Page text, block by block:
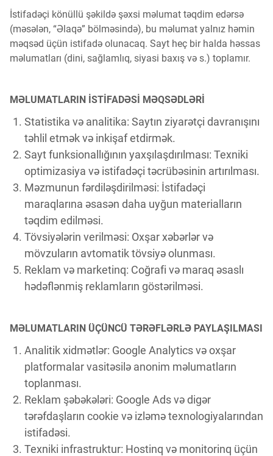
İstifadəçi könüllü şəkildə şəxsi məlumat təqdim edərsə
(məsələn, “Əlaqə” bölməsində), bu məlumat yalnız həmin
məqsəd üçün istifadə olunacaq. Sayt heç bir halda həssas
məlumatları (dini, sağlamlıq, siyasi baxış və s.) toplamır.
MƏLUMATLARIN İSTİFADƏSİ MƏQSƏDLƏRİ
Statistika və analitika: Saytın ziyarətçi davranışını
təhlil etmək və inkişaf etdirmək.
Sayt funksionallığının yaxşılaşdırılması: Texniki
optimizasiya və istifadəçi təcrübəsinin artırılması.
Məzmunun fərdiləşdirilməsi: İstifadəçi
maraqlarına əsasən daha uyğun materialların
təqdim edilməsi.
Tövsiyələrin verilməsi: Oxşar xəbərlər və
mövzuların avtomatik tövsiyə olunması.
Reklam və marketinq: Coğrafi və maraq əsaslı
hədəflənmiş reklamların göstərilməsi.
MƏLUMATLARIN ÜÇÜNCÜ TƏRƏFLƏRLƏ PAYLAŞILMASI
Analitik xidmətlər: Google Analytics və oxşar
platformalar vasitəsilə anonim məlumatların
toplanması.
Reklam şəbəkələri: Google Ads və digər
tərəfdaşların cookie və izləmə texnologiyalarından
istifadəsi.
Texniki infrastruktur: Hostinq və monitorinq üçün